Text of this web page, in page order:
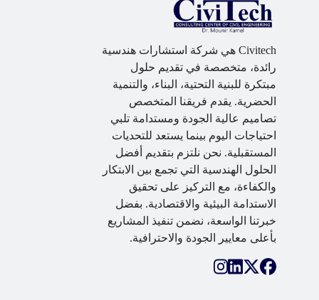
Civitech هي شركة استشارات هندسية
رائدة، متخصصة في تقديم حلول
مبتكرة للبنية التحتية، البناء، والتنمية
الحضرية. يقدم فريقنا المتخصص
تصاميم عالية الجودة ومستدامة تلبي
احتياجات اليوم بينما يستعد للتحديات
المستقبلية. نحن نلتزم بتقديم أفضل
الحلول الهندسية التي تجمع بين الابتكار
والكفاءة، مع التركيز على تحقيق
الاستدامة البيئية والاقتصادية. بفضل
خبرتنا الواسعة، نضمن تنفيذ المشاريع
بأعلى معايير الجودة والاحترافية.